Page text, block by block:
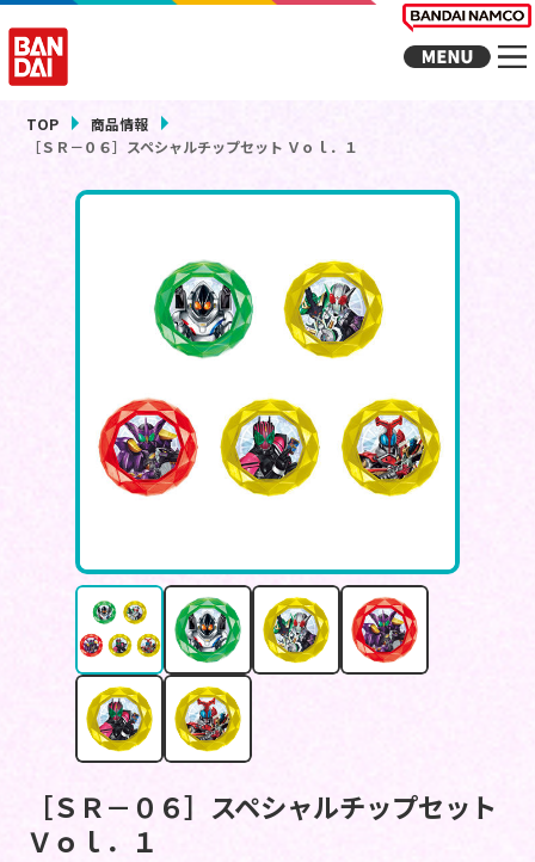
TOP
商品情報
［ＳＲ－０６］スペシャルチップセット Ｖｏｌ．１
［ＳＲ－０６］スペシャルチップセット
Ｖｏｌ．１